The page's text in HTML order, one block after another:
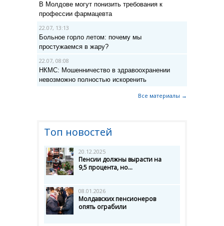
В Молдове могут понизить требования к
профессии фармацевта
22.07, 13:13
Больное горло летом: почему мы
простужаемся в жару?
22.07, 08:08
НКМС: Мошенничество в здравоохранении
невозможно полностью искоренить
Все материалы →
Топ новостей
20.12.2025
Пенсии должны вырасти на
9,5 процента, но...
08.01.2026
Молдавских пенсионеров
опять ограбили